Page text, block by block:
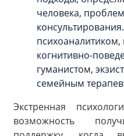
человека,
психоаналитиком,
когнитивно-
гуманистом,
семейным
Экстренная
возможность